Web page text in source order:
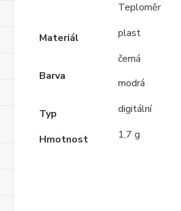
Teploměr
Materiál plast
Barva
černá
modrá
Typ digitální
Hmotnost 1,7 g